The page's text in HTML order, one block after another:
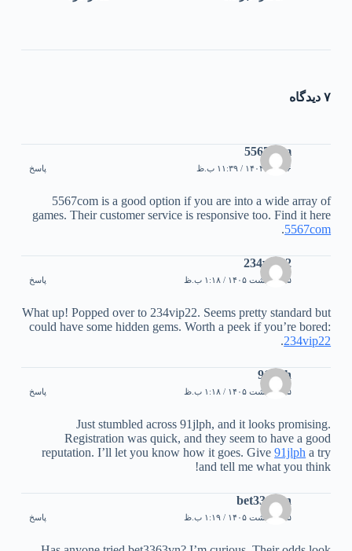
۷ دیدگاه
5567com
۲۶ آبان ۱۴۰۴ / ۱۱:۳۹ ب.ظ پاسخ
5567com is a good option if you are into a wide array of
games. Their customer service is responsive too. Find it here
5567com
.
234vip22
۵ اردیبهشت ۱۴۰۵ / ۱:۱۸ ب.ظ پاسخ
What up! Popped over to 234vip22. Seems pretty standard but
could have some hidden gems. Worth a peek if you’re bored:
234vip22
.
91jlph
۵ اردیبهشت ۱۴۰۵ / ۱:۱۸ ب.ظ پاسخ
Just stumbled across 91jlph, and it looks promising.
Registration was quick, and they seem to have a good
reputation. I’ll let you know how it goes. Give91jlph a try
and tell me what you think!
bet3363vn
۵ اردیبهشت ۱۴۰۵ / ۱:۱۹ ب.ظ پاسخ